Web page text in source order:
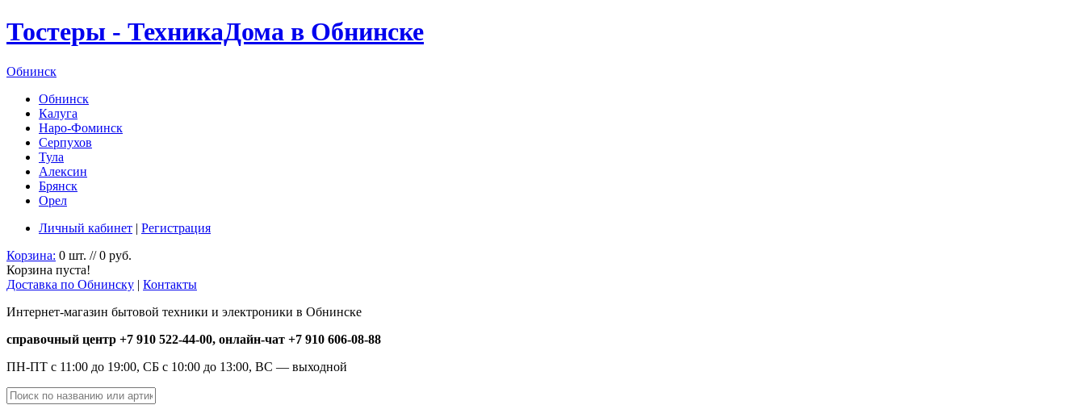
Тостеры - ТехникаДома в Обнинске
Обнинск
Обнинск
Калуга
Наро-Фоминск
Серпухов
Тула
Алексин
Брянск
Орел
Личный кабинет | Регистрация
Корзина: 0 шт. // 0 руб.
Корзина пуста!
Доставка по Обнинску | Контакты
Интернет-магазин бытовой техники и электроники в Обнинске
справочный центр +7 910 522-44-00, онлайн-чат +7 910 606-08-88
ПН-ПТ с 11:00 до 19:00, СБ с 10:00 до 13:00, ВС — выходной